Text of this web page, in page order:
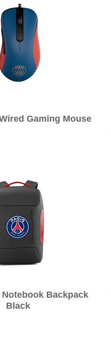
ックビューGaming Mouse
ックビュー Backpack
Black